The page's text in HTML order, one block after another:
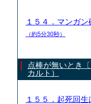
１５４．マンガ
（約5分30秒）
点棒が無いとき
カルト）
１５５．起死回